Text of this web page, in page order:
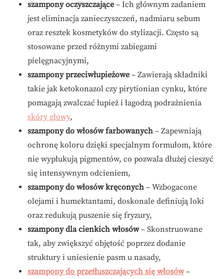
szampony oczyszczające – Ich głównym zadaniem
jest eliminacja zanieczyszczeń, nadmiaru sebum
oraz resztek kosmetyków do stylizacji. Często są
stosowane przed różnymi zabiegami
pielęgnacyjnymi,
szampony przeciwłupieżowe – Zawierają składniki
takie jak ketokonazol czy pirytionian cynku, które
pomagają zwalczać łupież i łagodzą podrażnienia
skóry głowy,
szampony do włosów farbowanych – Zapewniają
ochronę koloru dzięki specjalnym formułom, które
nie wypłukują pigmentów, co pozwala dłużej cieszyć
się intensywnym odcieniem,
szampony do włosów kręconych – Wzbogacone
olejami i humektantami, doskonale definiują loki
oraz redukują puszenie się fryzury,
szampony dla cienkich włosów– Skonstruowane
tak, aby zwiększyć objętość poprzez dodanie
struktury i uniesienie pasm u nasady,
szampony do przetłuszczających się włosów–